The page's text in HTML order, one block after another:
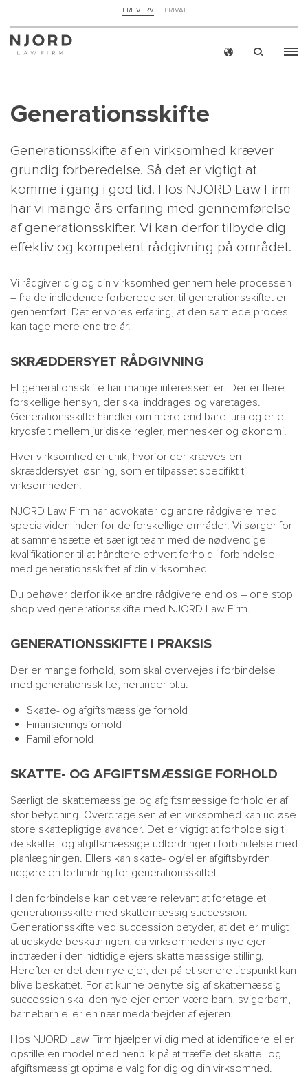
content
TOP
MENU
ERHVERV PRIVAT
MAIN
SMALL
Generationsskifte
Generationsskifte af en virksomhed kræver
grundig forberedelse. Så det er vigtigt at
komme i gang i god tid. Hos NJORD Law Firm
har vi mange års erfaring med gennemførelse
af generationsskifter. Vi kan derfor tilbyde dig
effektiv og kompetent rådgivning på området.
Vi rådgiver dig og din virksomhed gennem hele processen
– fra de indledende forberedelser, til generationsskiftet er
gennemført. Det er vores erfaring, at den samlede proces
kan tage mere end tre år.
SKRÆDDERSYET RÅDGIVNING
Et generationsskifte har mange interessenter. Der er flere
forskellige hensyn, der skal inddrages og varetages.
Generationsskifte handler om mere end bare jura og er et
krydsfelt mellem juridiske regler, mennesker og økonomi.
Hver virksomhed er unik, hvorfor der kræves en
skræddersyet løsning, som er tilpasset specifikt til
virksomheden.
NJORD Law Firm har advokater og andre rådgivere med
specialviden inden for de forskellige områder. Vi sørger for
at sammensætte et særligt team med de nødvendige
kvalifikationer til at håndtere ethvert forhold i forbindelse
med generationsskiftet af din virksomhed.
Du behøver derfor ikke andre rådgivere end os – one stop
shop ved generationsskifte med NJORD Law Firm.
GENERATIONSSKIFTE I PRAKSIS
Der er mange forhold, som skal overvejes i forbindelse
med generationsskifte, herunder bl.a.
Skatte- og afgiftsmæssige forhold
Finansieringsforhold
Familieforhold
SKATTE- OG AFGIFTSMÆSSIGE FORHOLD
Særligt de skattemæssige og afgiftsmæssige forhold er af
stor betydning. Overdragelsen af en virksomhed kan udløse
store skattepligtige avancer. Det er vigtigt at forholde sig til
de skatte- og afgiftsmæssige udfordringer i forbindelse med
planlægningen. Ellers kan skatte- og/eller afgiftsbyrden
udgøre en forhindring for generationsskiftet.
I den forbindelse kan det være relevant at foretage et
generationsskifte med skattemæssig succession.
Generationsskifte ved succession betyder, at det er muligt
at udskyde beskatningen, da virksomhedens nye ejer
indtræder i den hidtidige ejers skattemæssige stilling.
Herefter er det den nye ejer, der på et senere tidspunkt kan
blive beskattet. For at kunne benytte sig af skattemæssig
succession skal den nye ejer enten være barn, svigerbarn,
barnebarn eller en nær medarbejder af ejeren.
Hos NJORD Law Firm hjælper vi dig med at identificere eller
opstille en model med henblik på at træffe det skatte- og
afgiftsmæssigt optimale valg for dig og din virksomhed.